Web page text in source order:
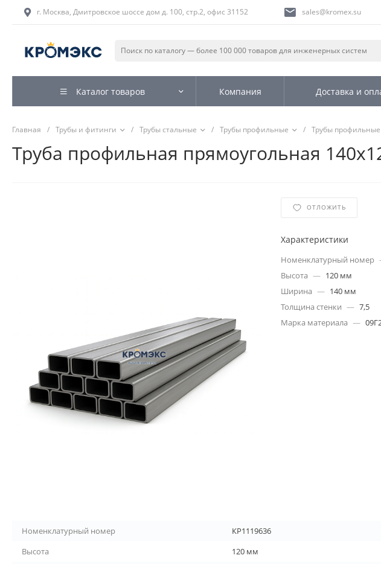
г. Москва, Дмитровское шоссе дом д. 100, стр.2, офис 31152 sales@kromex.su
Каталог товаров Компания Доставка и
Главная / Трубы и фитинги / Трубы стальные / Трубы профильные / Трубы
Труба профильная прямоугольная
ОТЛОЖИТЬ
Характеристики
Номенклатурный номер
Высота — 120 мм
Ширина — 140 мм
Толщина стенки — 7,5
Марка материала —
Номенклатурный номер
КР1119636
Высота
120 мм